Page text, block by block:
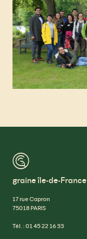
™
graine île-de-France
17 rue Capron
75018 PARIS
Tél. : 01 45 22 16 33